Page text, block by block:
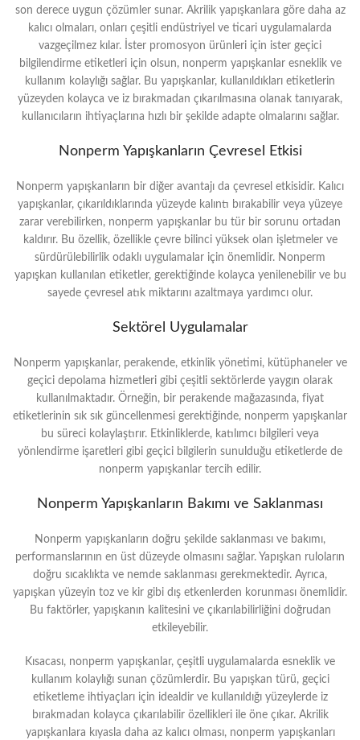
son derece uygun çözümler sunar. Akrilik yapışkanlara göre daha az
kalıcı olmaları, onları çeşitli endüstriyel ve ticari uygulamalarda
vazgeçilmez kılar. İster promosyon ürünleri için ister geçici
bilgilendirme etiketleri için olsun, nonperm yapışkanlar esneklik ve
kullanım kolaylığı sağlar. Bu yapışkanlar, kullanıldıkları etiketlerin
yüzeyden kolayca ve iz bırakmadan çıkarılmasına olanak tanıyarak,
kullanıcıların ihtiyaçlarına hızlı bir şekilde adapte olmalarını sağlar.
Nonperm Yapışkanların Çevresel Etkisi
Nonperm yapışkanların bir diğer avantajı da çevresel etkisidir. Kalıcı
yapışkanlar, çıkarıldıklarında yüzeyde kalıntı bırakabilir veya yüzeye
zarar verebilirken, nonperm yapışkanlar bu tür bir sorunu ortadan
kaldırır. Bu özellik, özellikle çevre bilinci yüksek olan işletmeler ve
sürdürülebilirlik odaklı uygulamalar için önemlidir. Nonperm
yapışkan kullanılan etiketler, gerektiğinde kolayca yenilenebilir ve bu
sayede çevresel atık miktarını azaltmaya yardımcı olur.
Sektörel Uygulamalar
Nonperm yapışkanlar, perakende, etkinlik yönetimi, kütüphaneler ve
geçici depolama hizmetleri gibi çeşitli sektörlerde yaygın olarak
kullanılmaktadır. Örneğin, bir perakende mağazasında, fiyat
etiketlerinin sık sık güncellenmesi gerektiğinde, nonperm yapışkanlar
bu süreci kolaylaştırır. Etkinliklerde, katılımcı bilgileri veya
yönlendirme işaretleri gibi geçici bilgilerin sunulduğu etiketlerde de
nonperm yapışkanlar tercih edilir.
Nonperm Yapışkanların Bakımı ve Saklanması
Nonperm yapışkanların doğru şekilde saklanması ve bakımı,
performanslarının en üst düzeyde olmasını sağlar. Yapışkan ruloların
doğru sıcaklıkta ve nemde saklanması gerekmektedir. Ayrıca,
yapışkan yüzeyin toz ve kir gibi dış etkenlerden korunması önemlidir.
Bu faktörler, yapışkanın kalitesini ve çıkarılabilirliğini doğrudan
etkileyebilir.
Kısacası, nonperm yapışkanlar, çeşitli uygulamalarda esneklik ve
kullanım kolaylığı sunan çözümlerdir. Bu yapışkan türü, geçici
etiketleme ihtiyaçları için idealdir ve kullanıldığı yüzeylerde iz
bırakmadan kolayca çıkarılabilir özellikleri ile öne çıkar. Akrilik
yapışkanlara kıyasla daha az kalıcı olması, nonperm yapışkanları